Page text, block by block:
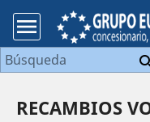

RECAMBIOS